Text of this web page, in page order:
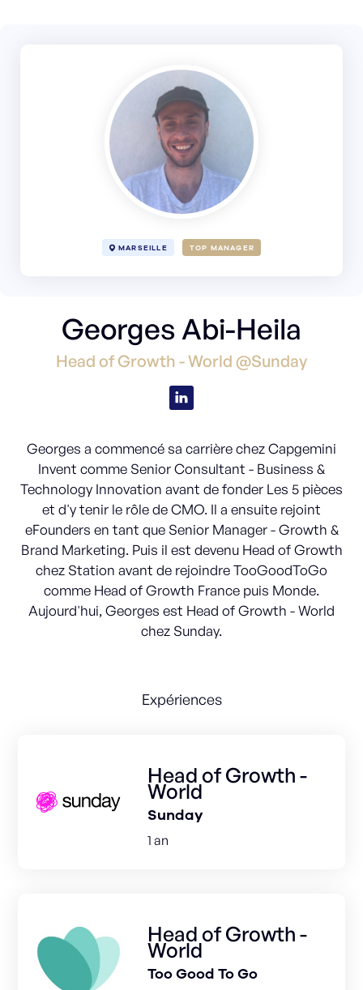
MARSEILLE TOP MANAGER
Georges Abi-Heila
Head of Growth - World @Sunday
Georges a commencé sa carrière chez Capgemini
Invent comme Senior Consultant - Business &
Technology Innovation avant de fonder Les 5 pièces
et d'y tenir le rôle de CMO. Il a ensuite rejoint
eFounders en tant que Senior Manager - Growth &
Brand Marketing. Puis il est devenu Head of Growth
chez Station avant de rejoindre TooGoodToGo
comme Head of Growth France puis Monde.
Aujourd'hui, Georges est Head of Growth - World
chez Sunday.
Expériences
Head of Growth -
World
Sunday
1 an
Head of Growth -
World
Too Good To Go